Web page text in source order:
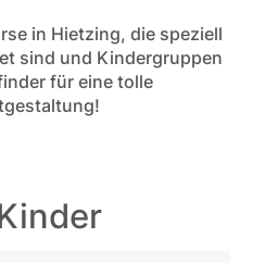
in Hietzing, die speziell
sind und Kindergruppen
für eine tolle